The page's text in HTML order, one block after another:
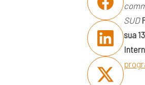
SUD
sua